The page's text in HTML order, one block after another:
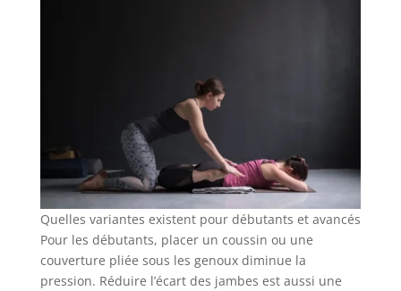
Quelles variantes existent pour débutants et avancés
Pour les débutants, placer un coussin ou une
couverture pliée sous les genoux diminue la
pression. Réduire l’écart des jambes est aussi une